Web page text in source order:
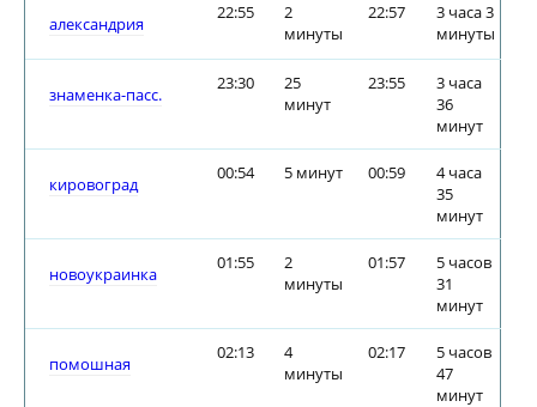
александрия
22:55
2
минуты
22:57
3 часа 3
минуты
знаменка-пасс.
23:30
25
минут
23:55
3 часа
36
минут
кировоград
00:54 5 минут 00:59
4 часа
35
минут
новоукраинка
01:55
2
минуты
01:57
5 часов
31
минут
помошная
02:13
4
минуты
02:17
5 часов
47
минут